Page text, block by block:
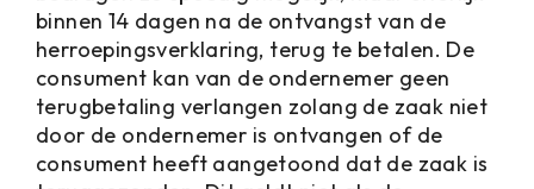
binnen 14 dagen na de ontvangst van de
herroepingsverklaring, terug te betalen. De
consument kan van de ondernemer geen
terugbetaling verlangen zolang de zaak niet
door de ondernemer is ontvangen of de
consument heeft aangetoond dat de zaak is